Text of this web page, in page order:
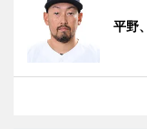
平野